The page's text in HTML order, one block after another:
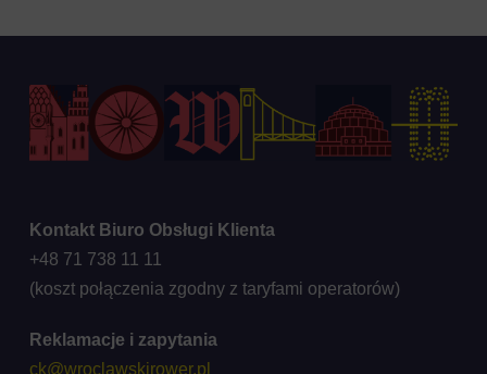
Kontakt Biuro Obsługi Klienta
+48 71 738 11 11
(koszt połączenia zgodny z taryfami operatorów)
Reklamacje i zapytania
ck@wroclawskirower.pl